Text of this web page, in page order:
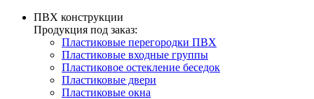
ПВХ конструкции
Продукция под заказ:
Пластиковые перегородки ПВХ
Пластиковые входные группы
Пластиковое остекление беседок
Пластиковые двери
Пластиковые окна